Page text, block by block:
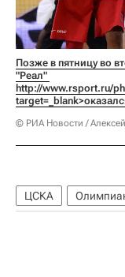
Позже в пятницу во
http://www.rsport.ru/
© РИА Новости /
ЦСКА